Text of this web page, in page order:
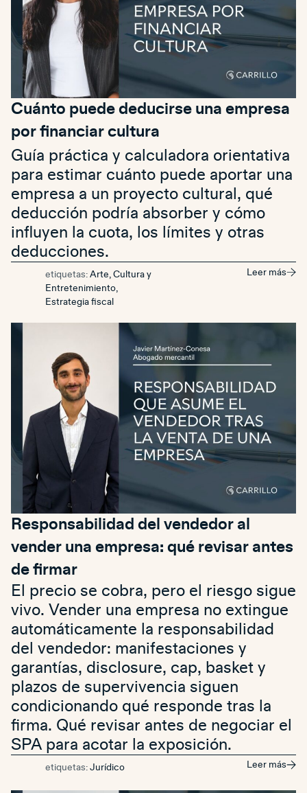
Cuánto puede deducirse una empresa
por financiar cultura
Guía práctica y calculadora orientativa
para estimar cuánto puede aportar una
empresa a un proyecto cultural, qué
deducción podría absorber y cómo
influyen la cuota, los límites y otras
deducciones.
etiquetas: Arte, Cultura y
Entretenimiento,
Estrategia fiscal
Leer más
Responsabilidad del vendedor al
vender una empresa: qué revisar antes
de firmar
El precio se cobra, pero el riesgo sigue
vivo. Vender una empresa no extingue
automáticamente la responsabilidad
del vendedor: manifestaciones y
garantías, disclosure, cap, basket y
plazos de supervivencia siguen
condicionando qué responde tras la
firma. Qué revisar antes de negociar el
SPA para acotar la exposición.
etiquetas: Jurídico Leer más